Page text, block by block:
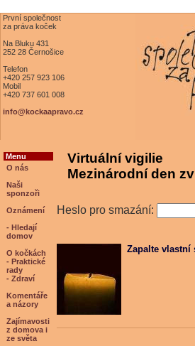
První společnost
za práva koček
Na Bluku 431
252 28 Černošice
Telefon
+420 257 923 106
Mobil
+420 737 601 008
info@kockaapravo.cz
Menu
O nás
Naši
sponzoři
Oznámení
- Hledají
domov
O kočkách
- Praktické
rady
- Zdraví
Komentáře
a názory
Zajímavosti
z domova i
ze světa
Virtuální vigilie
Mezinárodní den
Heslo pro smazání:
Zapalte vlastní